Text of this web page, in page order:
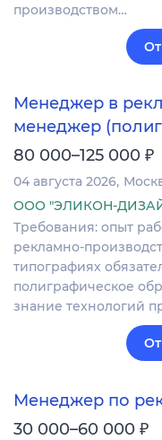
производством…
Менеджер в
менеджер
80 000–125 000 ₽
04 августа 2026
ООО "ЭЛИКОН-
Требования: опыт
рекламно-
типографиях
полиграфическое
знание технологий
Менеджер по
30 000–60 000 ₽